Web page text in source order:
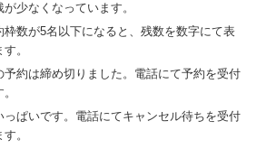
が少なくなっています。
枠数が5名以下になると、残数を数字にて表
。
予約は締め切りました。電話にて予約を受付
っぱいです。電話にてキャンセル待ちを受付
。